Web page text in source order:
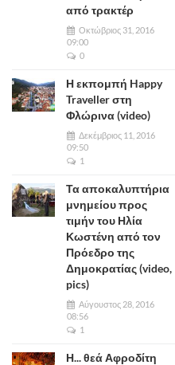
από τρακτέρ
Οκτώβριος 31, 2016
09:00
0
Η εκπομπή Happy
Traveller στη
Φλώρινα (video)
Δεκέμβριος 11, 2016
09:50
1
Τα αποκαλυπτήρια
μνημείου προς
τιμήν του Ηλία
Κωστένη από τον
Πρόεδρο της
Δημοκρατίας (video,
pics)
Αύγουστος 28, 2016
08:56
1
Η... θεά Αφροδίτη